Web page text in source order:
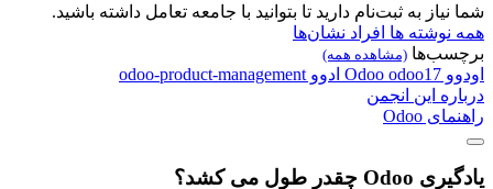
شما نیاز به ثبت‌نام دارید تا بتوانید با جامعه تعامل داشته باشید.
همه نوشته ها افراد نشان‌ها
برچسب‌ها (مشاهده همه)
اودوو Odoo odoo17 ادوو odoo-product-management
درباره این انجمن
راهنمای Odoo
یادگیری Odoo چقدر طول می کشد؟